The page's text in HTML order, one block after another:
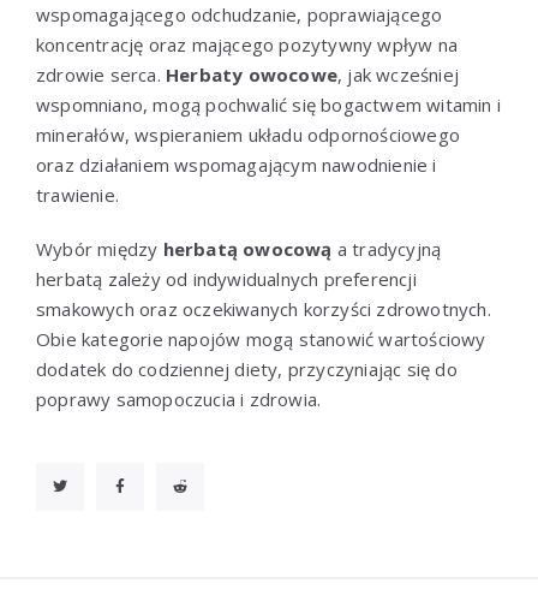
wspomagającego odchudzanie, poprawiającego
koncentrację oraz mającego pozytywny wpływ na
zdrowie serca. Herbaty owocowe, jak wcześniej
wspomniano, mogą pochwalić się bogactwem witamin i
minerałów, wspieraniem układu odpornościowego
oraz działaniem wspomagającym nawodnienie i
trawienie.
Wybór między herbatą owocową a tradycyjną
herbatą zależy od indywidualnych preferencji
smakowych oraz oczekiwanych korzyści zdrowotnych.
Obie kategorie napojów mogą stanowić wartościowy
dodatek do codziennej diety, przyczyniając się do
poprawy samopoczucia i zdrowia.